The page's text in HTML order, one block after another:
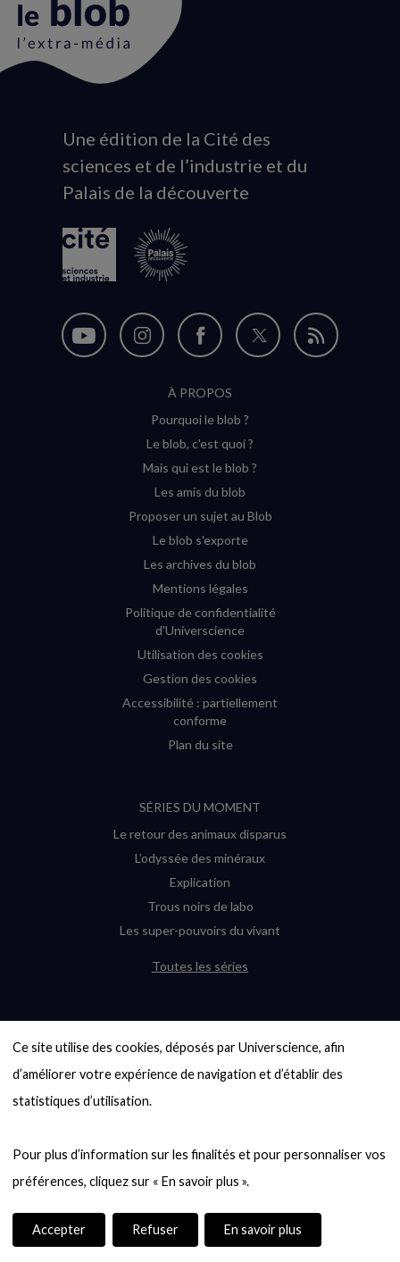
Ce site utilise des cookies, déposés par Universcience, afin
d’améliorer votre expérience de navigation et d’établir des
statistiques d’utilisation.
Pour plus d’information sur les finalités et pour personnaliser vos
Accepter Refuser En savoir plus
Animation
du
logo
Une édition de la Cité des
sciences et de l’industrie et du
Palais de la découverte
Nous
Nous
Instagram
(nouvelle
Nous
sur
Facebook
(nouvelle
Nous
Flux
À PROPOS
Pourquoi le blob ?
Le blob, c'est quoi ?
Mais qui est le blob ?
Les amis du blob
Proposer un sujet au Blob
Le blob s'exporte
Les archives du blob
Mentions légales
Politique de confidentialité
d'Universcience
Utilisation des cookies
Gestion des cookies
Accessibilité : partiellement
conforme
Plan du site
SÉRIES DU MOMENT
Le retour des animaux disparus
L’odyssée des minéraux
Explication
Trous noirs de labo
Les super-pouvoirs du vivant
Toutes les séries
6000 exoplanètes, et pas de « Terre »
en vue ?
Quel avenir pour les cryptos ?
Entre mathématiques et politique : la
quête d’un vote équitable
casse-tête